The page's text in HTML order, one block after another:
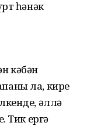
һәнәк
кәбән
ла, кире
әллә
Тик ергә